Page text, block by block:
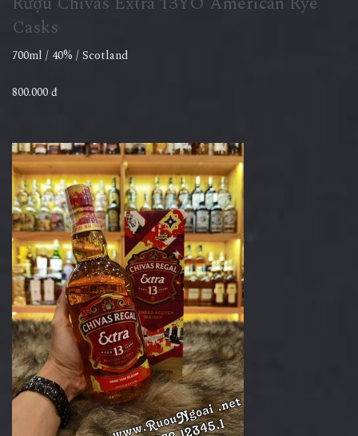
Casks
700ml / 40% / Scotland
800.000 đ